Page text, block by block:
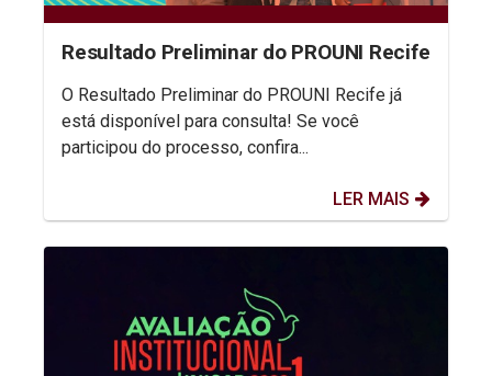
Resultado Preliminar do PROUNI Recife
O Resultado Preliminar do PROUNI Recife já
está disponível para consulta! Se você
participou do processo, confira...
LER MAIS